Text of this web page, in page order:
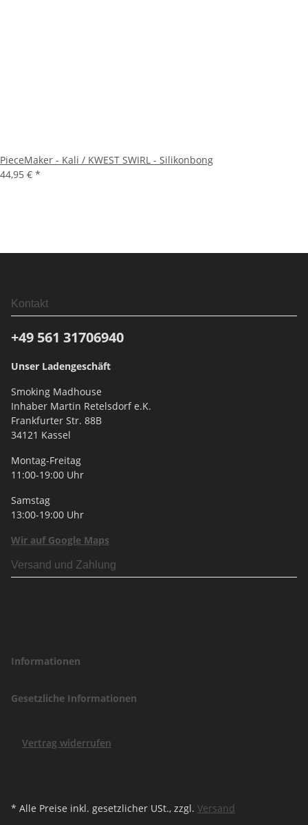
PieceMaker - Kali / KWEST SWIRL - Silikonbong
44,95 € *
Kontakt
+49 561 31706940
Unser Ladengeschäft
Smoking Madhouse
Inhaber Martin Retelsdorf e.K.
Frankfurter Str. 88B
34121 Kassel
Montag-Freitag
11:00-19:00 Uhr
Samstag
13:00-19:00 Uhr
Wir auf Google Maps
Versand und Zahlung
Informationen
Gesetzliche Informationen
Vertrag widerrufen
* Alle Preise inkl. gesetzlicher USt., zzgl. Versand